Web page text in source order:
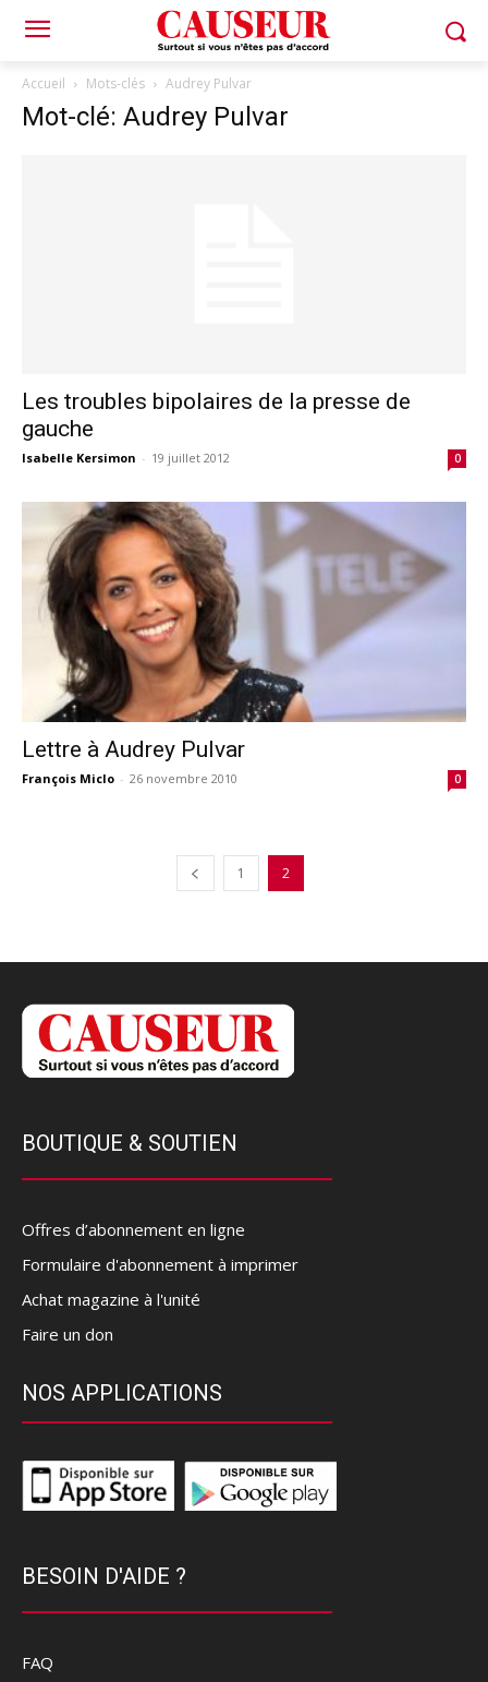
Accueil Mots-clés Audrey Pulvar
Mot-clé: Audrey Pulvar
Les troubles bipolaires de la presse de
gauche
Isabelle Kersimon - 19 juillet 2012 0
Lettre à Audrey Pulvar
François Miclo - 26 novembre 2010 0
1 2
BOUTIQUE & SOUTIEN
Offres d’abonnement en ligne
Formulaire d'abonnement à imprimer
Achat magazine à l'unité
Faire un don
NOS APPLICATIONS
BESOIN D'AIDE ?
FAQ